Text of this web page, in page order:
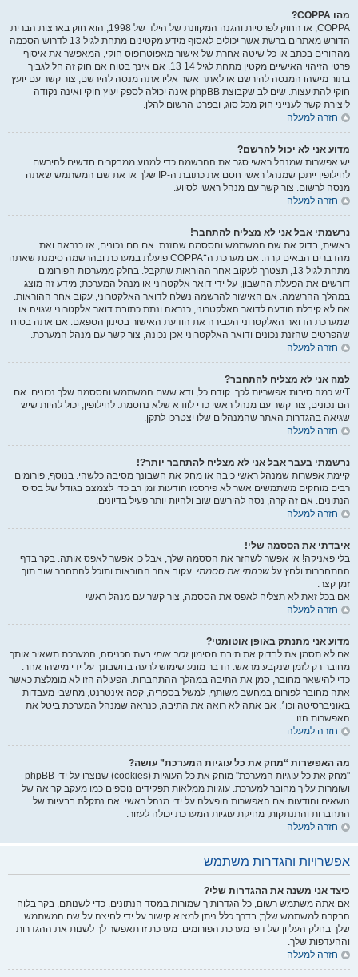
מהו COPPA?
COPPA, או החוק לפרטיות והגנה המקוונת של הילד של 1998, הוא חוק בארצות הברית
הדורש מאתרים ברשת אשר יכולים לאסוף מידע מקטינים מתחת לגיל 13 לדרוש הסכמה
מההורים בכתב או כל שיטה אחרת של אישור מאפוטרופוס חוקי, המאפשר את איסוף
פרטי הזיהוי האישיים מקטין מתחת לגיל 14 13. אם אינך בטוח אם חוק זה חל לגביך
בתור מישהו המנסה להירשם או לאתר אשר אליו אתה מנסה להירשם, צור קשר עם יועץ
חוקי להתיעצות. שים לב שקבוצת phpBB אינה יכולה לספק יעוץ חוקי ואינה נקודה
ליצירת קשר לענייני חוק מכל סוג, ובפרט הרשום להלן.
חזרה למעלה
מדוע אני לא יכול להרשם?
יש אפשרות שמנהל ראשי סגר את ההרשמה כדי למנוע ממבקרים חדשים להירשם.
לחילופין ייתכן שמנהל ראשי חסם את כתובת ה-IP שלך או את שם המשתמש שאתה
מנסה לרשום. צור קשר עם מנהל ראשי לסיוע.
חזרה למעלה
נרשמתי אבל אני לא מצליח להתחבר!
ראשית, בדוק את שם המשתמש והססמה שהזנת. אם הם נכונים, אז כנראה ואת
מהדברים הבאים קרה. אם מערכת ה־COPPA פועלת במערכת ובהרשמה סימנת שאתה
מתחת לגיל 13, תצטרך לעקוב אחר ההוראות שתקבל. בחלק ממערכות הפורומים
דורשים את הפעלת החשבון, על ידי דואר אלקטרוני או מנהל המערכת; מידע זה מוצג
במהלך ההרשמה. אם האישור להרשמה נשלח לדואר האלקטרוני, עקוב אחר ההוראות.
אם לא קיבלת הודעה לדואר האלקטרוני, כנראה ונתת כתובת דואר אלקטרוני שגויה או
שמערכת הדואר האלקטרוני העבירה את הודעת האישור בסינון הספאם. אם אתה בטוח
שהפרטים שהזנת נכונים ודואר האלקטרוני אכן נכונה, צור קשר עם מנהל המערכת.
חזרה למעלה
למה אני לא מצליח להתחבר?
Tיש כמה סיבות אפשריות לכך. קודם כל, ודא ששם המשתמש והססמה שלך נכונים. אם
הם נכונים, צור קשר עם מנהל ראשי כדי לוודא שלא נחסמת. לחילופין, יכול להיות שיש
שגיאה בהגדרות האתר שהמנהלים שלו יצטרכו לתקן.
חזרה למעלה
נרשמתי בעבר אבל אני לא מצליח להתחבר יותר?!
קיימת אפשרות שמנהל ראשי כיבה או מחק את חשבונך מסיבה כלשהי. בנוסף, פורומים
רבים מוחקים משתמשים אשר לא פירסמו הודעות זמן רב כדי לצמצם בגודל של בסיס
הנתונים. אם זה קרה, נסה להירשם שוב ולהיות יותר פעיל בדיונים.
חזרה למעלה
איבדתי את הססמה שלי!
בלי פאניקה! אי אפשר לשחזר את הססמה שלך, אבל כן אפשר לאפס אותה. בקר בדף
ההתחברות ולחץ על שכחתי את ססמתי. עקוב אחר ההוראות ותוכל להתחבר שוב תוך
זמן קצר.
אם בכל זאת לא תצליח לאפס את הססמה, צור קשר עם מנהל ראשי
חזרה למעלה
מדוע אני מתנתק באופן אוטומטי?
אם לא תסמן את לבדוק את תיבת הסימוןזכור אותי בעת הכניסה, המערכת תשאיר אותך
מחובר רק לזמן שנקבע מראש. הדבר מונע שימוש לרעה בחשבונך על ידי מישהו אחר.
כדי להישאר מחובר, סמן את התיבה במהלך ההתחברות. הפעולה הזו לא מומלצת כאשר
אתה מחובר לפורום במחשב משותף, למשל בספריה, קפה אינטרנט, מחשבי מעבדות
באוניברסיטה וכו׳. אם אתה לא רואה את התיבה, כנראה שמנהל המערכת ביטל את
האפשרות הזו.
חזרה למעלה
מה האפשרות “מחק את כל עוגיות המערכת” עושה?
"מחק את כל עוגיות המערכת" מוחק את כל העוגיות (cookies) שנוצרו על ידי phpBB
ושומרות עליך מחובר למערכת. עוגיות ממלאות תפקידים נוספים כמו מעקב קריאה של
נושאים והודעות אם האפשרות הופעלה על ידי מנהל ראשי. אם נתקלת בבעיות של
התחברות והתנתקות, מחיקת עוגיות המערכת יכולה לעזור.
חזרה למעלה
אפשרויות והגדרות משתמש
כיצד אני משנה את ההגדרות שלי?
אם אתה משתמש רשום, כל הגדרותיך שמורות במסד הנתונים. כדי לשנותם, בקר בלוח
הבקרה למשתמש שלך; בדרך כלל ניתן למצוא קישור על ידי לחיצה על שם המשתמש
שלך בחלק העליון של דפי מערכת הפורומים. מערכת זו תאפשר לך לשנות את ההגדרות
וההעדפות שלך.
חזרה למעלה